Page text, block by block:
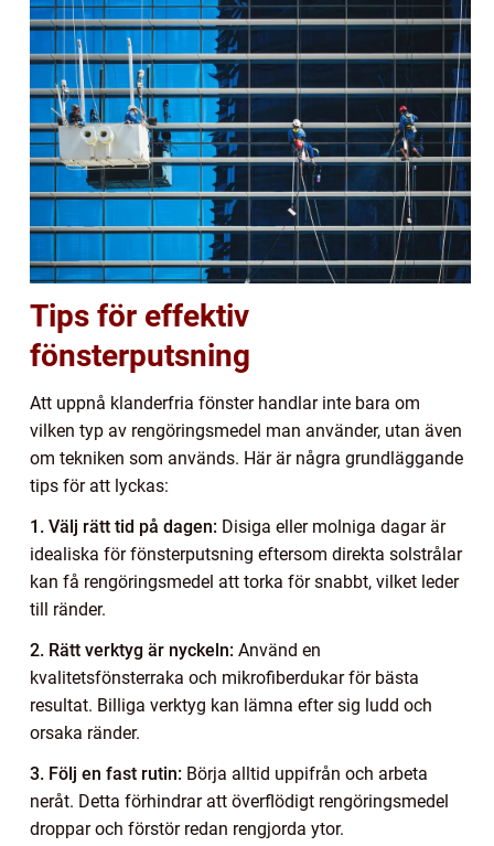
Tips för effektiv
fönsterputsning
Att uppnå klanderfria fönster handlar inte bara om
vilken typ av rengöringsmedel man använder, utan även
om tekniken som används. Här är några grundläggande
tips för att lyckas:
1. Välj rätt tid på dagen: Disiga eller molniga dagar är
idealiska för fönsterputsning eftersom direkta solstrålar
kan få rengöringsmedel att torka för snabbt, vilket leder
till ränder.
2. Rätt verktyg är nyckeln: Använd en
kvalitetsfönsterraka och mikrofiberdukar för bästa
resultat. Billiga verktyg kan lämna efter sig ludd och
orsaka ränder.
3. Följ en fast rutin: Börja alltid uppifrån och arbeta
neråt. Detta förhindrar att överflödigt rengöringsmedel
droppar och förstör redan rengjorda ytor.